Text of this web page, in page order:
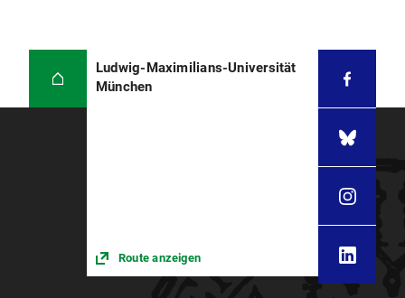
Avramis, Simon/Roxanne Phillips/Marilisa
Reisert: Art. Schwerarbeit, in: Michael Niehaus
(Hg.): Slapstick. Ein Kompendium, Bd. 1,
Hagen: Hagen University Press, 2024, 201-212.
Rabea Conrad/Marilisa Reisert/Kay Wolfinger
der LMU München.20.02.2019
Ludwig-Maximilians-Universität
München
Route anzeigen